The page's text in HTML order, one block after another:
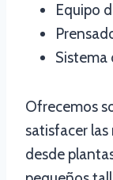
Equipo
Sistema
Ofrecemos
satisfacer
desde